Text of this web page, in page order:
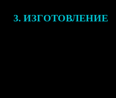
3. ИЗГОТОВЛЕНИЕ
Оплатите заказ банковской
оплаты получите
описанием заказа. Когда